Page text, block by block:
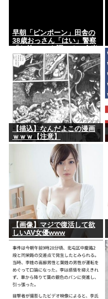
早朝「ピンポーン」田舎の
38歳おっさん「はい」警察
行方不明・被児童搾取セン
ターからの通報により児
ホ゜画像を発見、逮捕
【描込】なんだよこの漫画
ｗｗｗ【注意】
【画像】マジで復活して欲
しいAV女優www